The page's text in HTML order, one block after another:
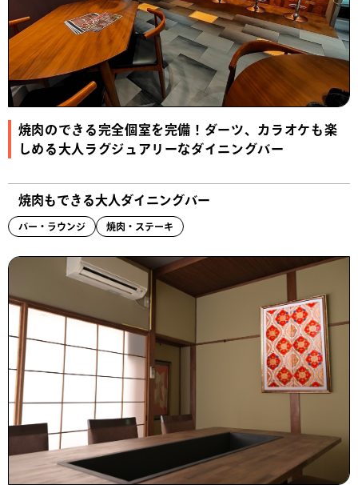
焼肉のできる完全個室を完備！ダーツ、カラオケも楽
しめる大人ラグジュアリーなダイニングバー
焼肉もできる大人ダイニングバー
バー・ラウンジ 焼肉・ステーキ